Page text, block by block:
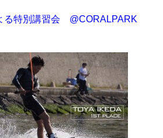
る特別講習会 @CORALPARK